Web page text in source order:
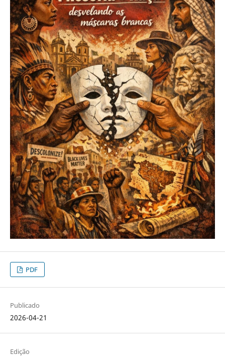
PDF
Publicado
2026-04-21
Edição